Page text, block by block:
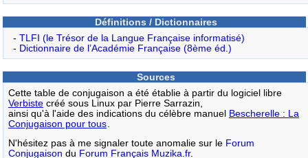
Définitions / Dictionnaires
- TLFI (le Trésor de la Langue Française informatisé)
- Dictionnaire de l’Académie Française (8ème éd.)
Sources
Cette table de conjugaison a été établie à partir du logiciel libre
Verbistecréé sous Linux par Pierre Sarrazin,
ainsi qu'à l'aide des indications du célèbre manuel Bescherelle : La
Conjugaison pour tous
N'hésitez pas à me signaler toute anomalie sur le Forum
Conjugaison du Forum Français Muzika.fr.